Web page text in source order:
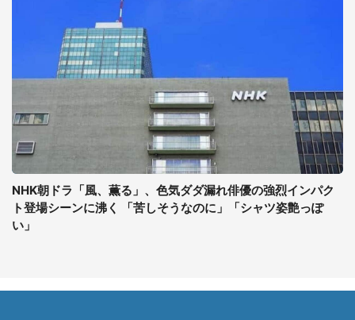
NHK朝ドラ「風、薫る」、色気ダダ漏れ俳優の強烈インパク
ト登場シーンに沸く 「苦しそうなのに」「シャツ姿艶っぽ
い」